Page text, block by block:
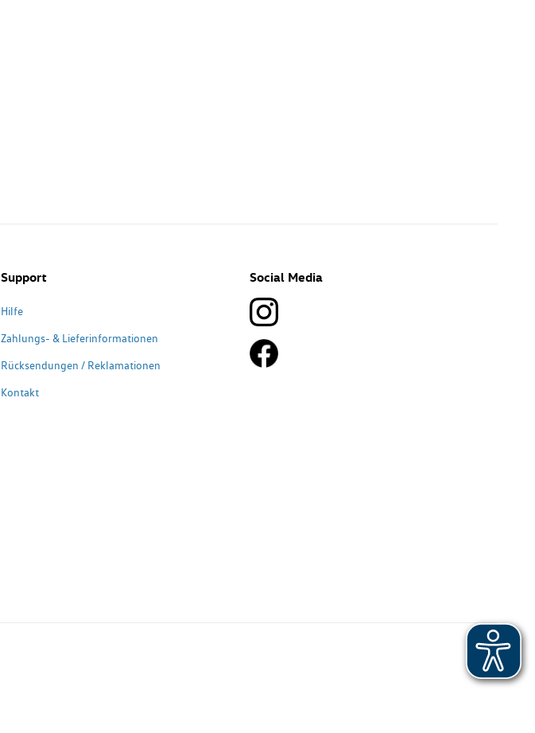
Support
Hilfe
Zahlungs- & Lieferinformationen
Rücksendungen / Reklamationen
Kontakt
Social Media